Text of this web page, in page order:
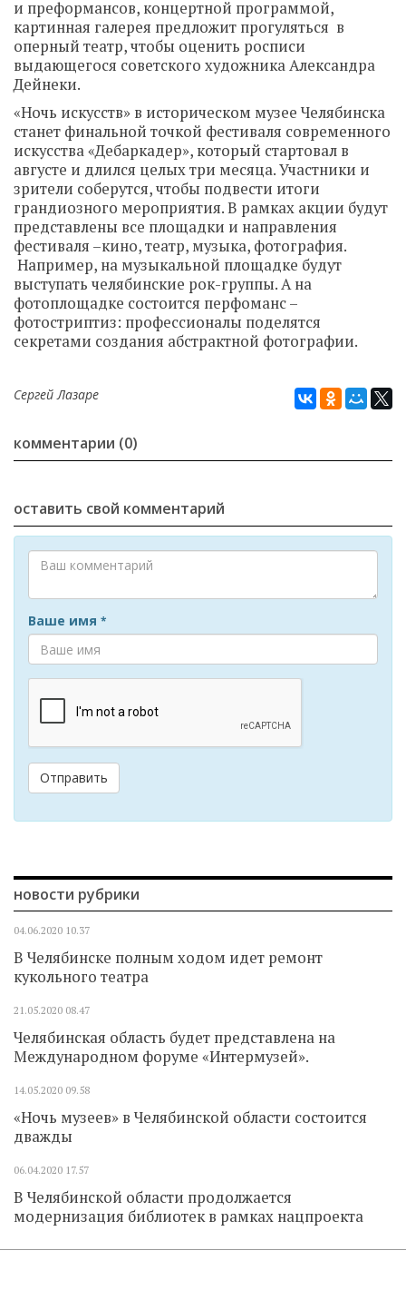
и преформансов, концертной программой,
картинная галерея предложит прогуляться в
оперный театр, чтобы оценить росписи
выдающегося советского художника Александра
Дейнеки.
«Ночь искусств» в историческом музее Челябинска
станет финальной точкой фестиваля современного
искусства «Дебаркадер», который стартовал в
августе и длился целых три месяца. Участники и
зрители соберутся, чтобы подвести итоги
грандиозного мероприятия. В рамках акции будут
представлены все площадки и направления
фестиваля –кино, театр, музыка, фотография.
Например, на музыкальной площадке будут
выступать челябинские рок-группы. А на
фотоплощадке состоится перфоманс –
фотостриптиз: профессионалы поделятся
секретами создания абстрактной фотографии.
Сергей Лазаре
комментарии (0)
оставить свой комментарий
Ваше имя *
Отправить
новости рубрики
04.06.2020 10.37
В Челябинске полным ходом идет ремонт
кукольного театра
21.05.2020 08.47
Челябинская область будет представлена на
Международном форуме «Интермузей».
14.05.2020 09.58
«Ночь музеев» в Челябинской области состоится
дважды
06.04.2020 17.57
В Челябинской области продолжается
модернизация библиотек в рамках нацпроекта